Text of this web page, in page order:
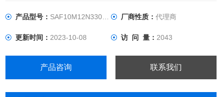
备运行起重要保护作用。注安全阀必须经过压力试验才能使
产品型号： SAF10M12N330A-S10 厂商性质： 代理商
更新时间：2023-10-08 访 问 量： 2043
产品咨询 联系我们